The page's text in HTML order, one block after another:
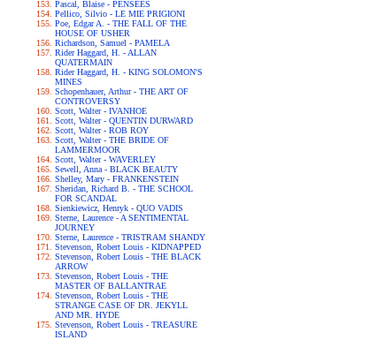
Pascal, Blaise - PENSEES
Pellico, Silvio - LE MIE PRIGIONI
Poe, Edgar A. - THE FALL OF THE
HOUSE OF USHER
Richardson, Samuel - PAMELA
Rider Haggard, H. - ALLAN
QUATERMAIN
Rider Haggard, H. - KING SOLOMON'S
MINES
Schopenhauer, Arthur - THE ART OF
CONTROVERSY
Scott, Walter - IVANHOE
Scott, Walter - QUENTIN DURWARD
Scott, Walter - ROB ROY
Scott, Walter - THE BRIDE OF
LAMMERMOOR
Scott, Walter - WAVERLEY
Sewell, Anna - BLACK BEAUTY
Shelley, Mary - FRANKENSTEIN
Sheridan, Richard B. - THE SCHOOL
FOR SCANDAL
Sienkiewicz, Henryk - QUO VADIS
Sterne, Laurence - A SENTIMENTAL
JOURNEY
Sterne, Laurence - TRISTRAM SHANDY
Stevenson, Robert Louis - KIDNAPPED
Stevenson, Robert Louis - THE BLACK
ARROW
Stevenson, Robert Louis - THE
MASTER OF BALLANTRAE
Stevenson, Robert Louis - THE
STRANGE CASE OF DR. JEKYLL
AND MR. HYDE
Stevenson, Robert Louis - TREASURE
ISLAND